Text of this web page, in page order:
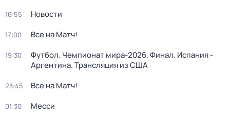
16:55 Новости
17:00 Все на Матч!
19:30
Футбол. Чемпионат мира-2026. Финал. Испания -
Аргентина. Трансляция из США
23:45 Все на Матч!
01:30
Месси